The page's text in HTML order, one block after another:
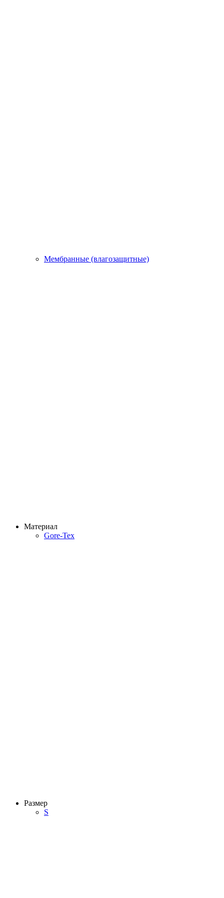
Мембранные (влагозащитные)
Материал
Gore-Tex
Размер
S